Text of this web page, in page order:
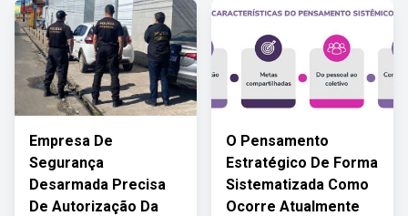
Empresa De
Segurança
Desarmada Precisa
De Autorização Da
O Pensamento
Estratégico De Forma
Sistematizada Como
Ocorre Atualmente